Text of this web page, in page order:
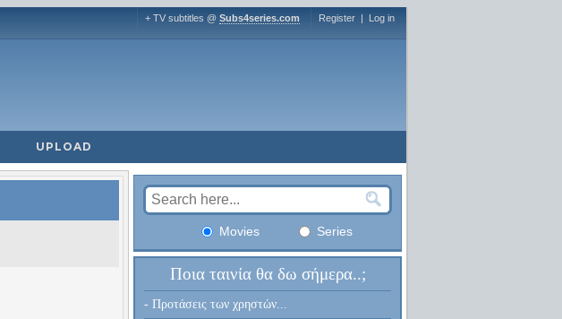
+ TV subtitles @ Subs4series.com Register | Log in
UPLOAD
Movies Series
Ποια ταινία θα δω σήμερα..;
- Προτάσεις των χρηστών...